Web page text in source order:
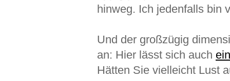
hinweg. Ich jedenfalls bin
Und der großzügig
an: Hier lässt sich auch
Hätten Sie vielleicht Lust